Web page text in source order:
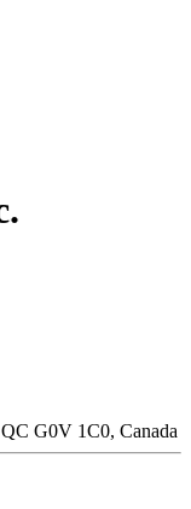
G0V 1C0, Canada